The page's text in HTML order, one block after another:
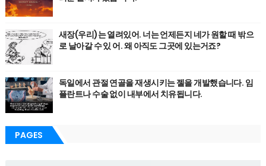
새장(우리)는 열려있어. 너는 언제든지 네가 원할 때 밖으
로 날아갈 수 있 어. 왜 아직도 그곳에 있는거죠?
독일에서 관절 연골을 재생시키는 젤을 개발했습니다. 임
플란트나 수술 없이 내부에서 치유됩니다.
PAGES